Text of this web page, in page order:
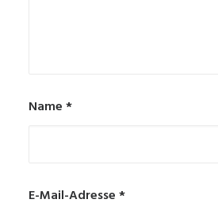
Name*
E-Mail-Adresse*